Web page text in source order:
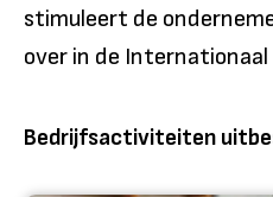
stimuleert de
over in de Internationaal
Bedrijfsactiviteiten